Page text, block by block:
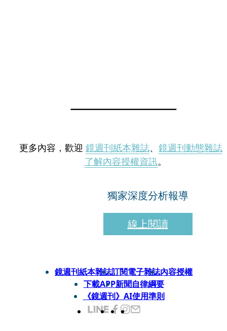
更多內容，歡迎 鏡週刊紙本雜誌、 鏡週刊動態雜誌
了解內容授權資訊。
獨家深度分析報導
線上閱讀
鏡週刊紙本雜誌訂閱電子雜誌內容授權
下載APP新聞自律綱要
《鏡週刊》AI使用準則